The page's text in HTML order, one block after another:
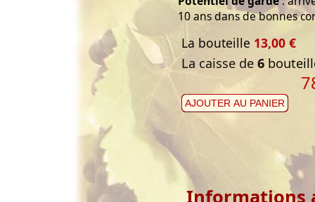
10 ans dans de bonnes
La bouteille 13,00 €
La caisse de 6
AJOUTER AU PANIER
Informations